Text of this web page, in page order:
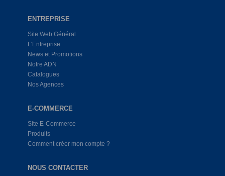
ENTREPRISE
Site Web Général
L'Entreprise
News et Promotions
Notre ADN
Catalogues
Nos Agences
E-COMMERCE
Site E-Commerce
Produits
Comment créer mon compte ?
NOUS CONTACTER